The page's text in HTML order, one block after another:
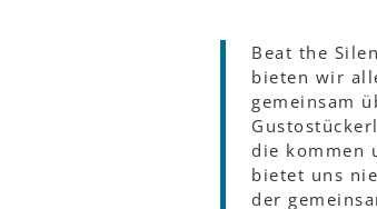
Beat the
bieten wir
gemeinsam
die kommen
bietet uns
der